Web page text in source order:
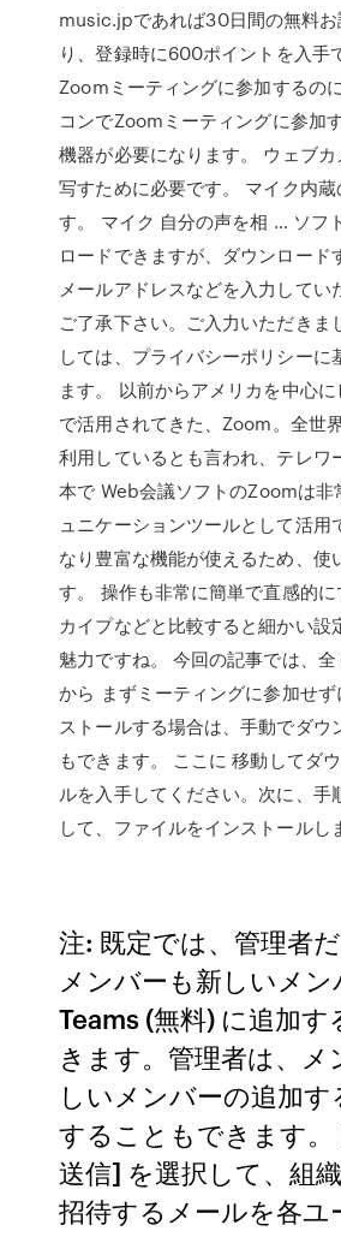
music.jpであれば30日間の無料お
り、登録時に600ポイントを入手
Zoomミーティングに参加するの
コンでZoomミーティングに参加
機器が必要になります。 ウェブ
写すために必要です。 マイク内
す。 マイク 自分の声を相 … ソフ
ロードできますが、ダウンロード
メールアドレスなどを入力してい
ご了承下さい。ご入力いただきま
しては、プライバシーポリシーに
ます。 以前からアメリカを中心
で活用されてきた、Zoom。全世
利用しているとも言われ、テレワ
本で Web会議ソフトのZoomは非
ュニケーションツールとして活用
なり豊富な機能が使えるため、使
す。 操作も非常に簡単で直感的に
カイプなどと比較すると細かい設
魅力ですね。 今回の記事では、
から まずミーティングに参加せ
ストールする場合は、手動でダウ
もできます。 ここに 移動してダ
ルを入手してください。次に、手
して、ファイルをインストールし
注: 既定では、管理者だ
メンバーも新しいメン
Teams (無料) に追加
きます。管理者は、メ
しいメンバーの追加す
することもできます。
送信] を選択して、組
招待するメールを各ユ